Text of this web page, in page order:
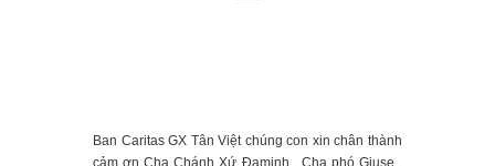
Ban Caritas GX Tân Việt chúng con xin chân thành
cảm ơn Cha Chánh Xứ Đaminh , Cha phó Giuse ,